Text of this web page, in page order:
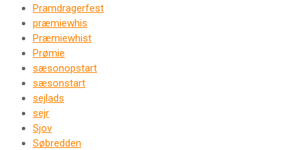
Pramdragerfest
præmiewhis
Præmiewhist
Prømie
sæsonopstart
sæsonstart
sejlads
sejr
Sjov
Søbredden